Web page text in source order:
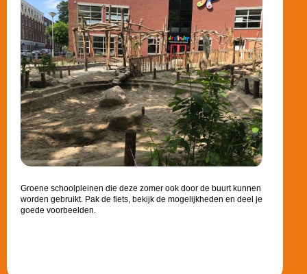
Groene schoolpleinen die deze zomer ook door de buurt kunnen
worden gebruikt. Pak de fiets, bekijk de mogelijkheden en deel je
goede voorbeelden.